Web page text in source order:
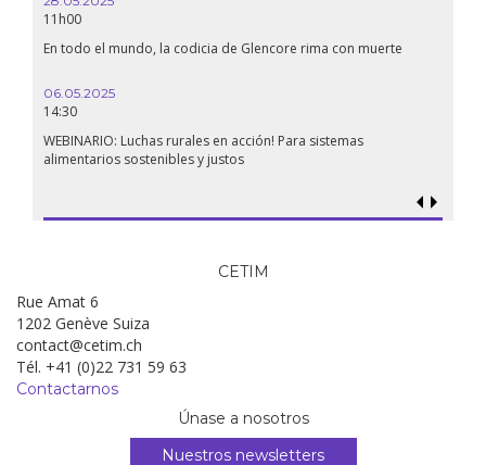
11h00
En todo el mundo, la codicia de Glencore rima con muerte
06.05.2025
14:30
WEBINARIO: Luchas rurales en acción! Para sistemas
alimentarios sostenibles y justos
CETIM
Rue Amat 6
1202 Genève Suiza
contact@cetim.ch
Tél. +41 (0)22 731 59 63
Contactarnos
Únase a nosotros
Nuestros newsletters